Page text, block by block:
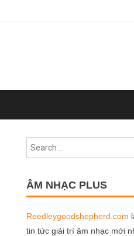
ÂM NHẠC PLUS
Reedleygoodshepherd.com
tin tức giải trí âm nhạc mới